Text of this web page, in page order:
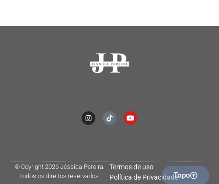
© Coyright 2026 Jéssica Pereira.
Todos os direitos reservados.
Termos de uso
Política de PrivacidadeTopo